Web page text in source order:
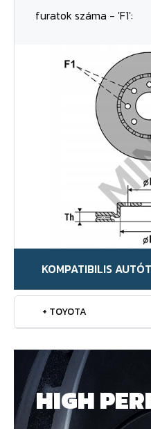
furatok száma - 'F1':
KOMPATIBILIS
+ TOYOTA
HIGH